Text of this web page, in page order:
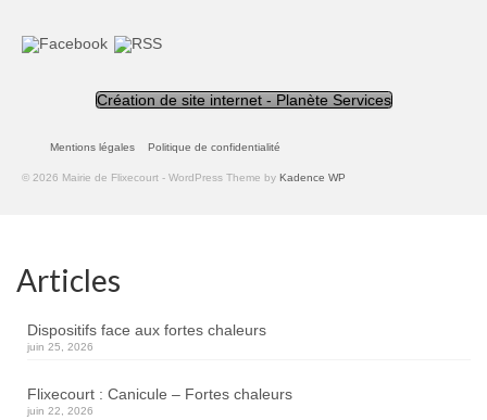
Création de site internet - Planète Services
Mentions légales Politique de confidentialité
© 2026 Mairie de Flixecourt - WordPress Theme by Kadence WP
Articles
Dispositifs face aux fortes chaleurs
juin 25, 2026
Flixecourt : Canicule – Fortes chaleurs
juin 22, 2026